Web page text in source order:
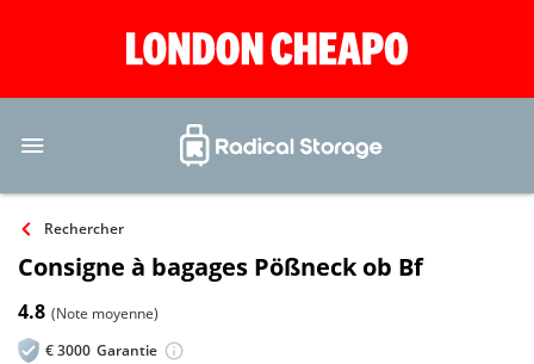
Rechercher
Consigne à bagages Pößneck ob Bf
4.8 (Note moyenne)
€3000 Garantie